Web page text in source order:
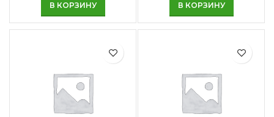
В КОРЗИНУ В КОРЗИНУ